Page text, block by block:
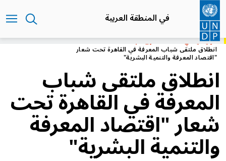
تجاوز
إلى
المحتوى
الرئيسي
في المنطقة العربية
الرئيسيةفي المنطقة العربية
انطلاق ملتقى شباب المعرفة في القاهرة تحت شعار
"اقتصاد المعرفة والتنمية البشرية"
انطلاق ملتقى شباب
المعرفة في القاهرة تحت
شعار "اقتصاد المعرفة
والتنمية البشرية"